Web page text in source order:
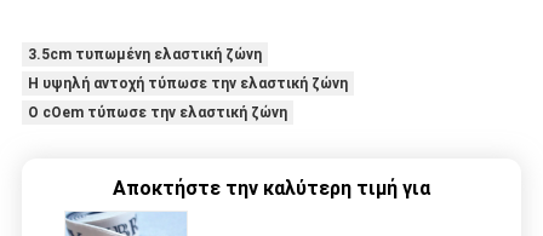
3.5cm τυπωμένη ελαστική ζώνη
Η υψηλή αντοχή τύπωσε την ελαστική ζώνη
Ο cOem τύπωσε την ελαστική ζώνη
Αποκτήστε την καλύτερη τιμή για